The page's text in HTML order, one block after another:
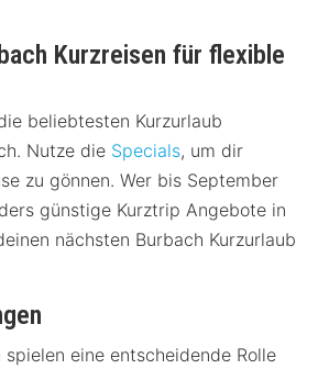
Kurzreisen für flexible
beliebtesten Kurzurlaub
Nutze die Specials, um dir
zu gönnen. Wer bis September
günstige Kurztrip Angebote in
nächsten Burbach Kurzurlaub
eine entscheidende Rolle